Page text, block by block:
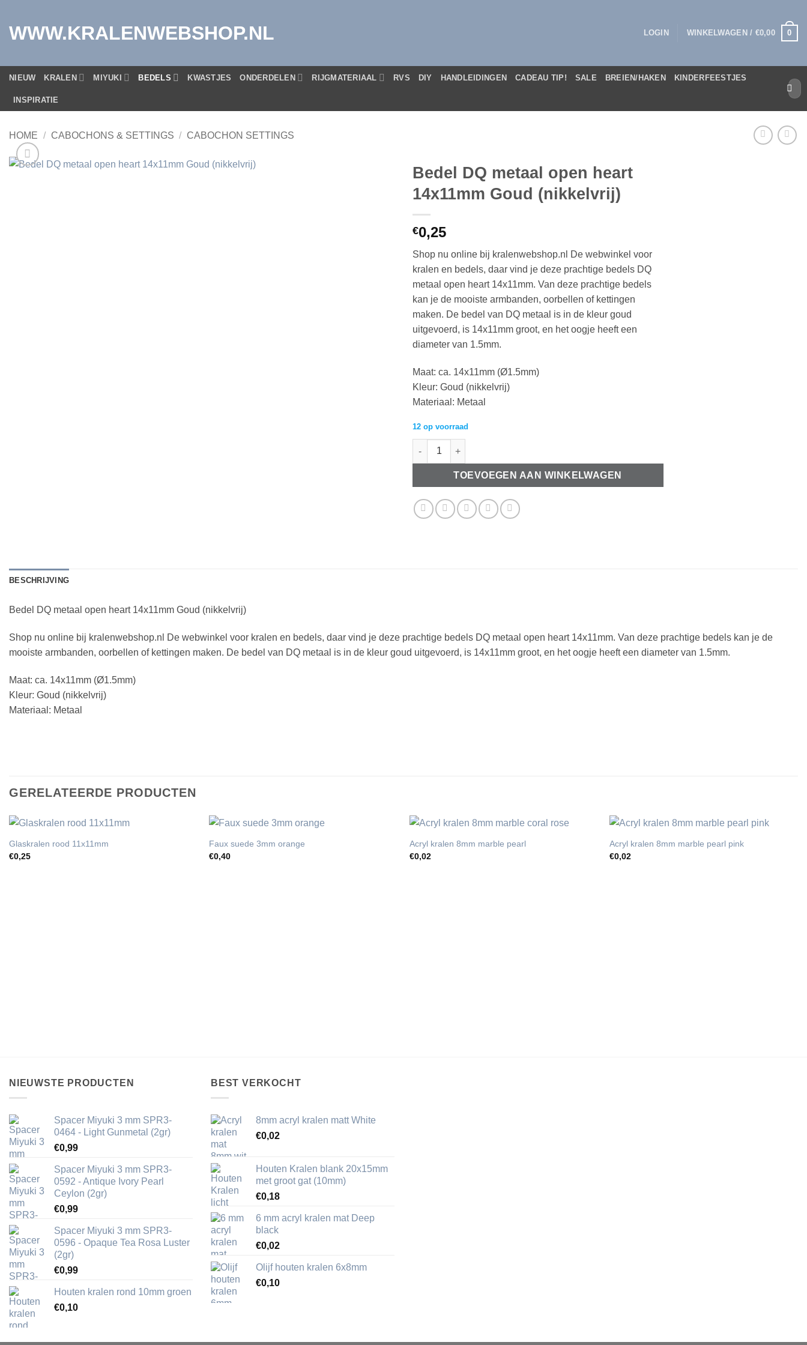
inhoud
WWW.KRALENWEBSHOP.NL LOGIN WINKELWAGEN / €0,00 0
NIEUW KRALEN MIYUKI BEDELS KWASTJES ONDERDELEN RIJGMATERIAAL RVS DIY HANDLEIDINGEN CADEAU TIP! SALE BREIEN/HAKEN KINDERFEESTJES
INSPIRATIE
naar:
HOME / CABOCHONS & SETTINGS / CABOCHON SETTINGS
Bedel DQ metaal open heart
14x11mm Goud (nikkelvrij)
€0,25
Shop nu online bij kralenwebshop.nl De webwinkel voor
kralen en bedels, daar vind je deze prachtige bedels DQ
metaal open heart 14x11mm. Van deze prachtige bedels
kan je de mooiste armbanden, oorbellen of kettingen
maken. De bedel van DQ metaal is in de kleur goud
uitgevoerd, is 14x11mm groot, en het oogje heeft een
diameter van 1.5mm.
Maat: ca. 14x11mm (Ø1.5mm)
Kleur: Goud (nikkelvrij)
Materiaal: Metaal
12 op voorraad
Bedel DQ metaal open heart 14x11mm Goud (nikkelvrij) aantal
TOEVOEGEN AAN WINKELWAGEN
BESCHRIJVING
Bedel DQ metaal open heart 14x11mm Goud (nikkelvrij)
Shop nu online bij kralenwebshop.nl De webwinkel voor kralen en bedels, daar vind je deze prachtige bedels DQ metaal open heart 14x11mm. Van deze prachtige bedels kan je de
mooiste armbanden, oorbellen of kettingen maken. De bedel van DQ metaal is in de kleur goud uitgevoerd, is 14x11mm groot, en het oogje heeft een diameter van 1.5mm.
Maat: ca. 14x11mm (Ø1.5mm)
Kleur: Goud (nikkelvrij)
Materiaal: Metaal
GERELATEERDE PRODUCTEN
Glaskralen rood 11x11mm
€0,25
Faux suede 3mm orange
€0,40
Acryl kralen 8mm marble pearl
€0,02
Acryl kralen 8mm marble pearl pink
€0,02
NIEUWSTE PRODUCTEN
Spacer Miyuki 3 mm SPR3-
0464 - Light Gunmetal (2gr)
€0,99
Spacer Miyuki 3 mm SPR3-
0592 - Antique Ivory Pearl
Ceylon (2gr)
€0,99
Spacer Miyuki 3 mm SPR3-
0596 - Opaque Tea Rosa Luster
(2gr)
€0,99
Houten kralen rond 10mm groen
€0,10
BEST VERKOCHT
8mm acryl kralen matt White
€0,02
Houten Kralen blank 20x15mm
met groot gat (10mm)
€0,18
6 mm acryl kralen mat Deep
black
€0,02
Olijf houten kralen 6x8mm
€0,10